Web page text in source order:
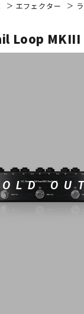
エフェクター
Loop MKIII